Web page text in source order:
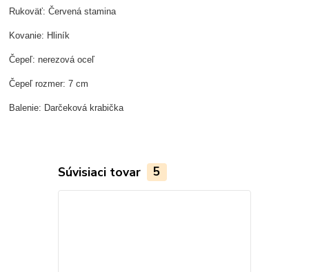
Rukoväť: Červená stamina
Kovanie: Hliník
Čepeľ: nerezová oceľ
Čepeľ rozmer: 7 cm
Balenie: Darčeková krabička
Súvisiaci tovar 5